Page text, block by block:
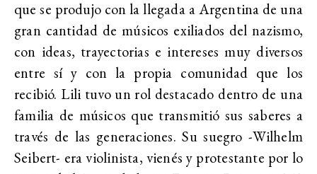
que se produjo con la llegada a Argentina de una
gran cantidad de músicos exiliados del nazismo,
con ideas, trayectorias e intereses muy diversos
entre sí y con la propia comunidad que los
recibió. Lili tuvo un rol destacado dentro de una
familia de músicos que transmitió sus saberes a
través de las generaciones. Su suegro -Wilhelm
Seibert- era violinista, vienés y protestante por lo